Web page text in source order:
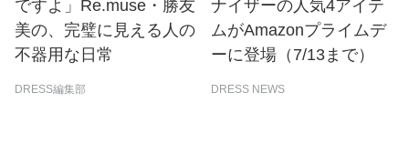
ですよ」Re.muse・勝友
美の、完璧に見える人の
不器用な日常
DRESS編集部
ナイザーの人気4アイテ
ムがAmazonプライムデ
ーに登場（7/13まで）
DRESS NEWS